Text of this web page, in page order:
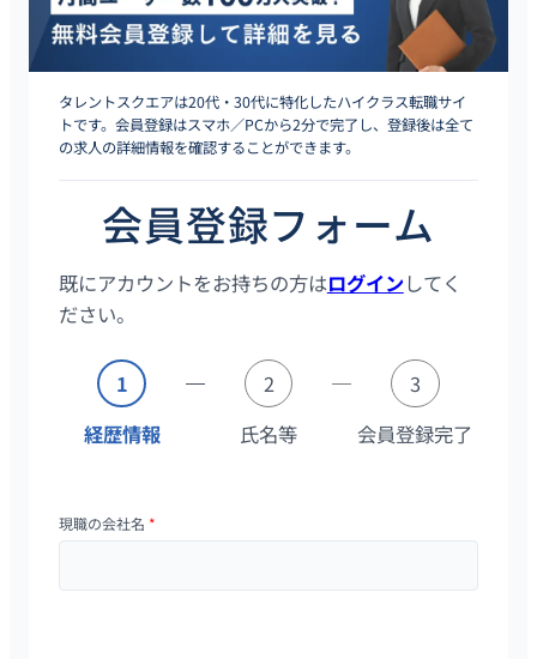
タレントスクエアは20代・30代に特化したハイクラス転職サイ
トです。会員登録はスマホ／PCから2分で完了し、登録後は全て
の求人の詳細情報を確認することができます。
会員登録フォーム
既にアカウントをお持ちの方はログインしてく
ださい。
1
経歴情報
2
氏名等
3
会員登録完了
現職の会社名 *